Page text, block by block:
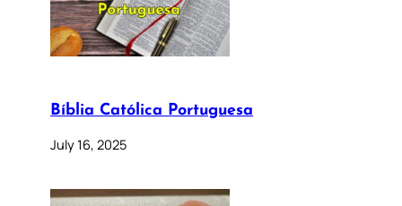
Bíblia Católica Portuguesa
July 16, 2025